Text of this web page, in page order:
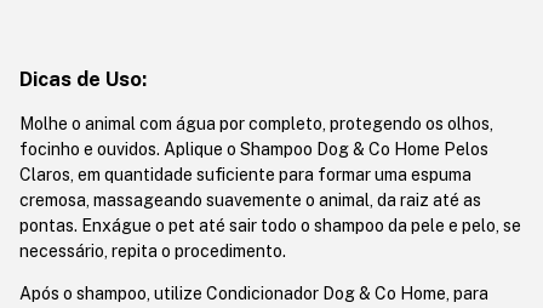
Dicas de Uso:
Molhe o animal com água por completo, protegendo os olhos,
focinho e ouvidos. Aplique o Shampoo Dog & Co Home Pelos
Claros, em quantidade suficiente para formar uma espuma
cremosa, massageando suavemente o animal, da raiz até as
pontas. Enxágue o pet até sair todo o shampoo da pele e pelo, se
necessário, repita o procedimento.
Após o shampoo, utilize Condicionador Dog & Co Home, para